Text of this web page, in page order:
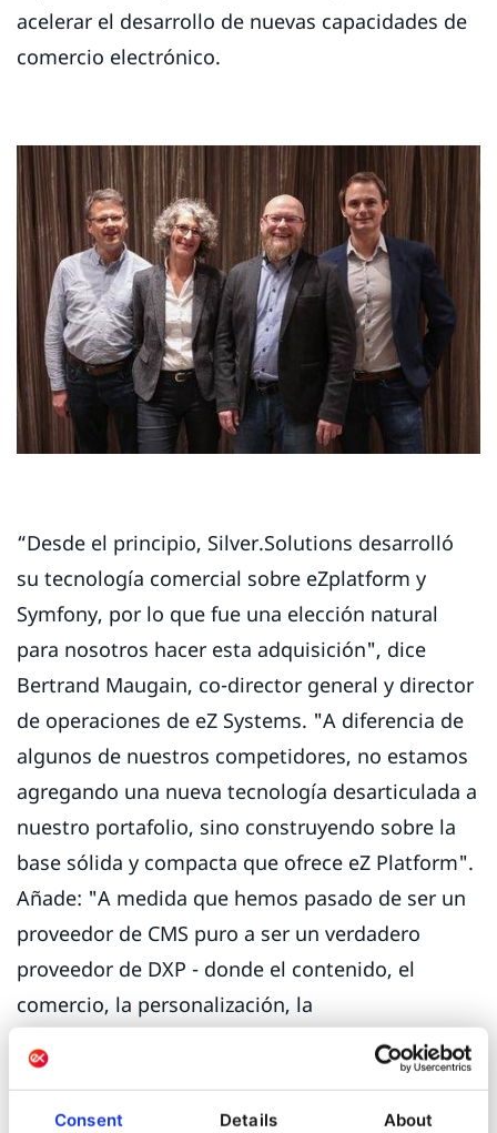
Consent Details About
acelerar el desarrollo de nuevas capacidades de
comercio electrónico.
“Desde el principio, Silver.Solutions desarrolló
su tecnología comercial sobre eZplatform y
Symfony, por lo que fue una elección natural
para nosotros hacer esta adquisición", dice
Bertrand Maugain, co-director general y director
de operaciones de eZ Systems. "A diferencia de
algunos de nuestros competidores, no estamos
agregando una nueva tecnología desarticulada a
nuestro portafolio, sino construyendo sobre la
base sólida y compacta que ofrece eZ Platform".
Añade: "A medida que hemos pasado de ser un
proveedor de CMS puro a ser un verdadero
proveedor de DXP - donde el contenido, el
comercio, la personalización, la
interoperabilidad y la extensibilidad son
elementos clave - también lo ha sido la
necesidad de que seamos capaces de responder